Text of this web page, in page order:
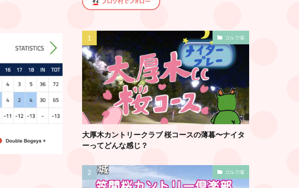
ゴルフ場
大厚木カントリークラブ 桜コースの薄暮〜ナイタ
ーってどんな感じ？
ゴルフ場